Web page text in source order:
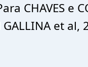
e
et al,